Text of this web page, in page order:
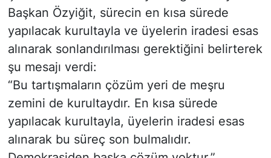
Başkan Özyiğit, sürecin en kısa sürede
yapılacak kurultayla ve üyelerin iradesi esas
alınarak sonlandırılması gerektiğini belirterek
şu mesajı verdi:
“Bu tartışmaların çözüm yeri de meşru
zemini de kurultaydır. En kısa sürede
yapılacak kurultayla, üyelerin iradesi esas
alınarak bu süreç son bulmalıdır.